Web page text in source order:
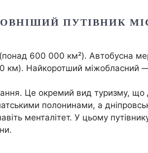
ПУТІВНИК
600 000 км²). Автобусна
км). Найкоротший міжобласний
Це окремий вид туризму, що
полонинами, а
менталітет. У цьому